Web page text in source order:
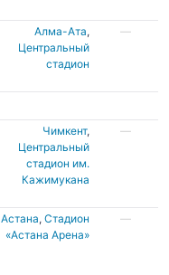
Алма-Ата,
Центральный
стадион
—
Чимкент,
Центральный
стадион им.
Кажимукана
—
Астана,Стадион
«Астана Арена»
—